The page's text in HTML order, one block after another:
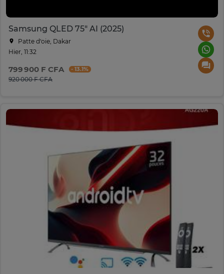
Samsung QLED 75" AI (2025)
Patte d‘oie, Dakar
Hier, 11:32
799 900 F CFA - 13.1%
920 000 F CFA